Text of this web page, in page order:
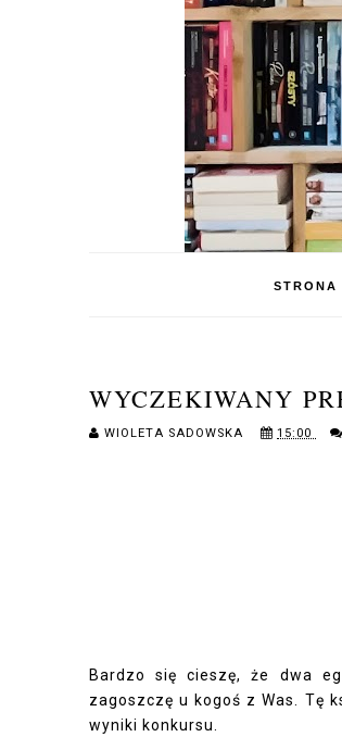
STRONA
WYCZEKIWANY
WIOLETA SADOWSKA 15:00
Bardzo się cieszę, że dwa
zagoszczę u kogoś z Was. Tę
wyniki konkursu.